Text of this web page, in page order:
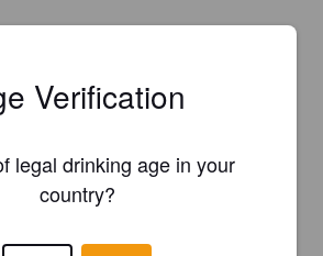
Verification
legal drinking age in your
country?